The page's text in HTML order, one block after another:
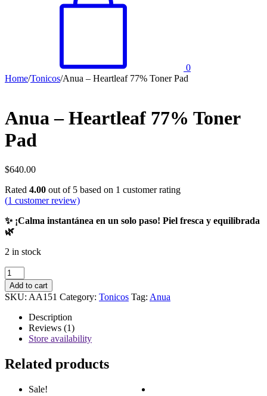
0
Home/Tonicos/Anua – Heartleaf 77% Toner Pad
Anua – Heartleaf 77% Toner
Pad
$640.00
Rated 4.00 out of 5 based on 1 customer rating
(1 customer review)
✨ ¡Calma instantánea en un solo paso! Piel fresca y equilibrada
🌿
2 in stock
Anua
-
Heartleaf
77%
Toner
quantity
Add to cart
SKU: AA151 Category: Tonicos Tag: Anua
Description
Reviews (1)
Store availability
Related products
Sale!